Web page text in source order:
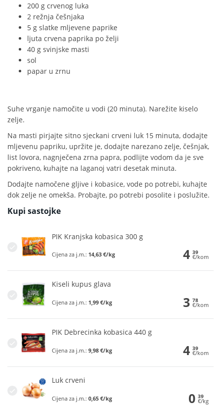
200 g crvenog luka
2 režnja češnjaka
5 g slatke mljevene paprike
ljuta crvena paprika po želji
40 g svinjske masti
sol
papar u zrnu
Suhe vrganje namočite u vodi (20 minuta). Narežite kiselo
zelje.
Na masti pirjajte sitno sjeckani crveni luk 15 minuta, dodajte
mljevenu papriku, upržite je, dodajte narezano zelje, češnjak,
list lovora, nagnječena zrna papra, podlijte vodom da je sve
pokriveno, kuhajte na laganoj vatri desetak minuta.
Dodajte namočene gljive i kobasice, vode po potrebi, kuhajte
dok zelje ne omekša. Probajte, po potrebi posolite i poslužite.
Kupi sastojke
PIK Kranjska kobasica 300 g
Cijena za j.m.: 14,63 €/kg 4 39
€/kom
Kiseli kupus glava
Cijena za j.m.: 1,99 €/kg 3 78
€/kom
PIK Debrecinka kobasica 440 g
Cijena za j.m.: 9,98 €/kg 4 39
€/kom
Luk crveni
Cijena za j.m.: 0,65 €/kg 0 39
€/kg